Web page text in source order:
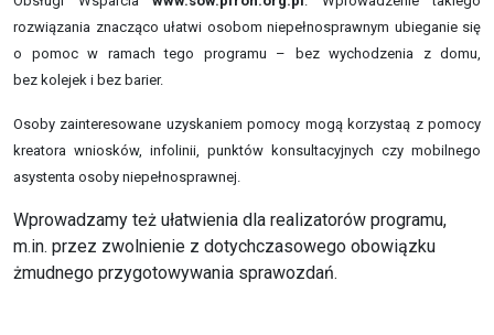
rozwiązania znacząco ułatwi osobom niepełnosprawnym ubieganie się
o pomoc w ramach tego programu – bez wychodzenia z domu,
bez kolejek i bez barier.
Osoby zainteresowane uzyskaniem pomocy mogą korzystaą z pomocy
kreatora wniosków, infolinii, punktów konsultacyjnych czy mobilnego
asystenta osoby niepełnosprawnej.
Wprowadzamy też ułatwienia dla realizatorów programu,
m.in. przez zwolnienie z dotychczasowego obowiązku
żmudnego przygotowywania sprawozdań.